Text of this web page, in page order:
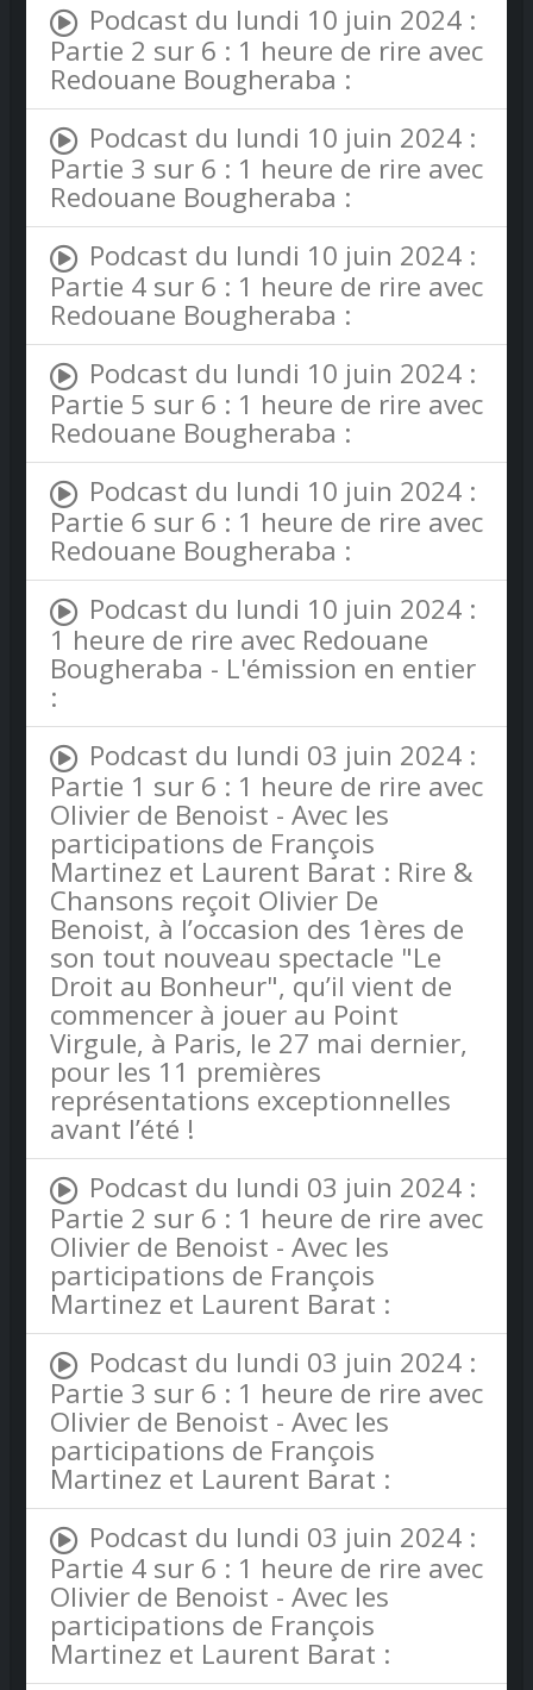
Podcast du lundi 10 juin 2024 :
Partie 2 sur 6 : 1 heure de rire avec
Redouane Bougheraba :
Podcast du lundi 10 juin 2024 :
Partie 3 sur 6 : 1 heure de rire avec
Redouane Bougheraba :
Podcast du lundi 10 juin 2024 :
Partie 4 sur 6 : 1 heure de rire avec
Redouane Bougheraba :
Podcast du lundi 10 juin 2024 :
Partie 5 sur 6 : 1 heure de rire avec
Redouane Bougheraba :
Podcast du lundi 10 juin 2024 :
Partie 6 sur 6 : 1 heure de rire avec
Redouane Bougheraba :
Podcast du lundi 10 juin 2024 :
1 heure de rire avec Redouane
Bougheraba - L'émission en entier
:
Podcast du lundi 03 juin 2024 :
Partie 1 sur 6 : 1 heure de rire avec
Olivier de Benoist - Avec les
participations de François
Martinez et Laurent Barat : Rire &
Chansons reçoit Olivier De
Benoist, à l’occasion des 1ères de
son tout nouveau spectacle "Le
Droit au Bonheur", qu’il vient de
commencer à jouer au Point
Virgule, à Paris, le 27 mai dernier,
pour les 11 premières
représentations exceptionnelles
avant l’été !
Podcast du lundi 03 juin 2024 :
Partie 2 sur 6 : 1 heure de rire avec
Olivier de Benoist - Avec les
participations de François
Martinez et Laurent Barat :
Podcast du lundi 03 juin 2024 :
Partie 3 sur 6 : 1 heure de rire avec
Olivier de Benoist - Avec les
participations de François
Martinez et Laurent Barat :
Podcast du lundi 03 juin 2024 :
Partie 4 sur 6 : 1 heure de rire avec
Olivier de Benoist - Avec les
participations de François
Martinez et Laurent Barat :